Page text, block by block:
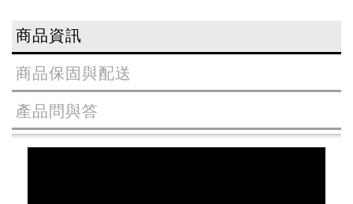
商品資訊
商品保固與配送
產品問與答